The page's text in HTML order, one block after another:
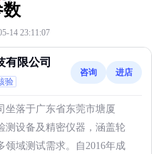
数
14 23:11:07
有限公司
验
咨询 进店
坐落于广东省东莞市塘厦
测设备及精密仪器，涵盖轮
领域测试需求。自2016年成